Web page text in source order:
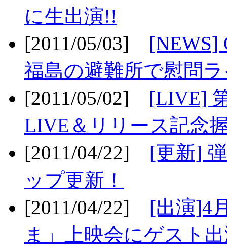
に生出演!!
[2011/05/03] [NEWS]
福島の避難所で慰問
[2011/05/02] [LIVE]
LIVE＆リリース記念
[2011/04/22] [更新]
ップ更新！
[2011/04/22] [出演]4
ま」上映会にゲスト